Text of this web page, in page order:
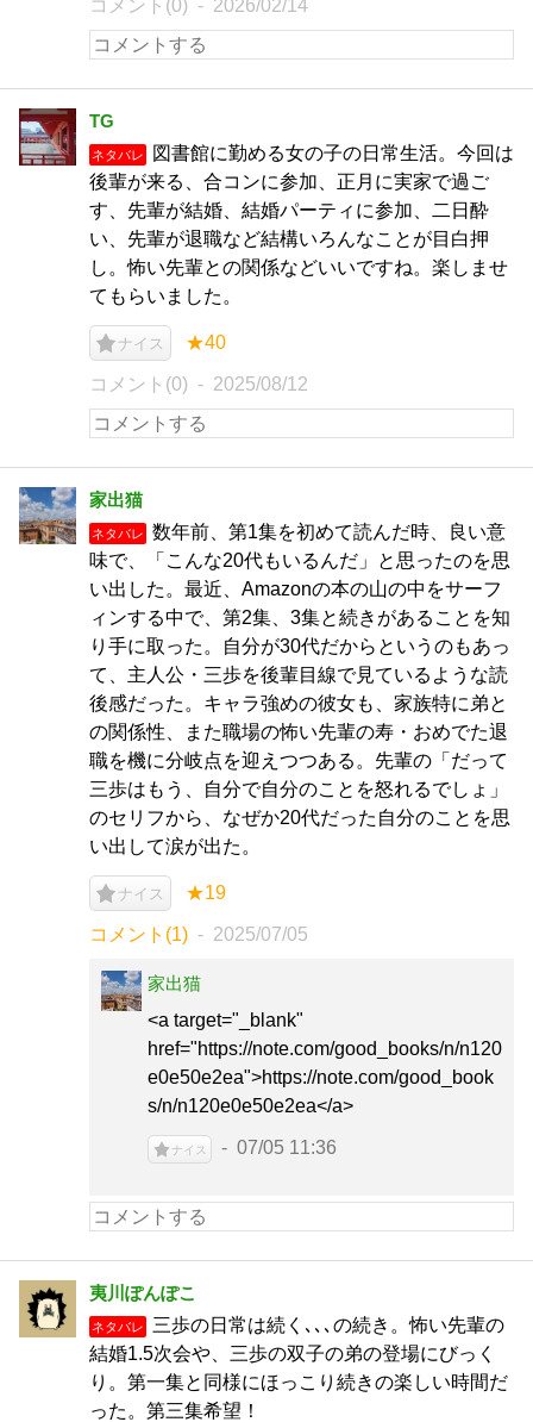
コメント(0) 2026/02/14
TG
ネタバレ
図書館に勤める女の子の日常生活。今回は
後輩が来る、合コンに参加、正月に実家で過ご
す、先輩が結婚、結婚パーティに参加、二日酔
い、先輩が退職など結構いろんなことが目白押
し。怖い先輩との関係などいいですね。楽しませ
てもらいました。
ナイス ★40
コメント(0) 2025/08/12
家出猫
ネタバレ
数年前、第1集を初めて読んだ時、良い意
味で、「こんな20代もいるんだ」と思ったのを思
い出した。最近、Amazonの本の山の中をサーフ
ィンする中で、第2集、3集と続きがあることを知
り手に取った。自分が30代だからというのもあっ
て、主人公・三歩を後輩目線で見ているような読
後感だった。キャラ強めの彼女も、家族特に弟と
の関係性、また職場の怖い先輩の寿・おめでた退
職を機に分岐点を迎えつつある。先輩の「だって
三歩はもう、自分で自分のことを怒れるでしょ」
のセリフから、なぜか20代だった自分のことを思
い出して涙が出た。
ナイス ★19
コメント(1) 2025/07/05
家出猫
<a target="_blank"
href="https://note.com/good_books/n/n120
e0e50e2ea">https://note.com/good_book
s/n/n120e0e50e2ea</a>
ナイス 07/05 11:36
夷川ぽんぽこ
ネタバレ
三歩の日常は続く､､､の続き。怖い先輩の
結婚1.5次会や、三歩の双子の弟の登場にびっく
り。第一集と同様にほっこり続きの楽しい時間だ
った。第三集希望！